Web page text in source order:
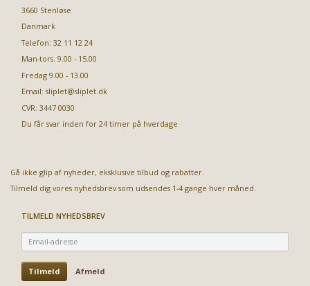
3660 Stenløse
Danmark
Telefon: 32 11 12 24
Man-tors. 9.00 - 15.00
Fredag 9.00 - 13.00
Email: sliplet@sliplet.dk
CVR: 3447 0030
Du får svar inden for 24 timer på hverdage
Gå ikke glip af nyheder, eksklusive tilbud og rabatter.
Tilmeld dig vores nyhedsbrev som udsendes 1-4 gange hver måned.
TILMELD NYHEDSBREV
Email-
adresse
Tilmeld Afmeld